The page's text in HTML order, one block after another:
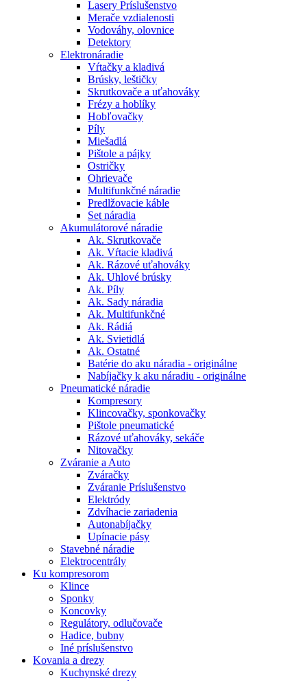
Lasery Príslušenstvo
Merače vzdialenosti
Vodováhy, olovnice
Detektory
Elektronáradie
Vŕtačky a kladivá
Brúsky, leštičky
Skrutkovače a uťahováky
Frézy a hoblíky
Hobľovačky
Píly
Miešadlá
Pištole a pájky
Ostričky
Ohrievače
Multifunkčné náradie
Predlžovacie káble
Set náradia
Akumulátorové náradie
Ak. Skrutkovače
Ak. Vŕtacie kladivá
Ak. Rázové uťahováky
Ak. Uhlové brúsky
Ak. Píly
Ak. Sady náradia
Ak. Multifunkčné
Ak. Rádiá
Ak. Svietidlá
Ak. Ostatné
Batérie do aku náradia - originálne
Nabíjačky k aku náradiu - originálne
Pneumatické náradie
Kompresory
Klincovačky, sponkovačky
Pištole pneumatické
Rázové uťahováky, sekáče
Nitovačky
Zváranie a Auto
Zváračky
Zváranie Príslušenstvo
Elektródy
Zdvíhacie zariadenia
Autonabíjačky
Upínacie pásy
Stavebné náradie
Elektrocentrály
Ku kompresorom
Klince
Sponky
Koncovky
Regulátory, odlučovače
Hadice, bubny
Iné príslušenstvo
Kovania a drezy
Kuchynské drezy